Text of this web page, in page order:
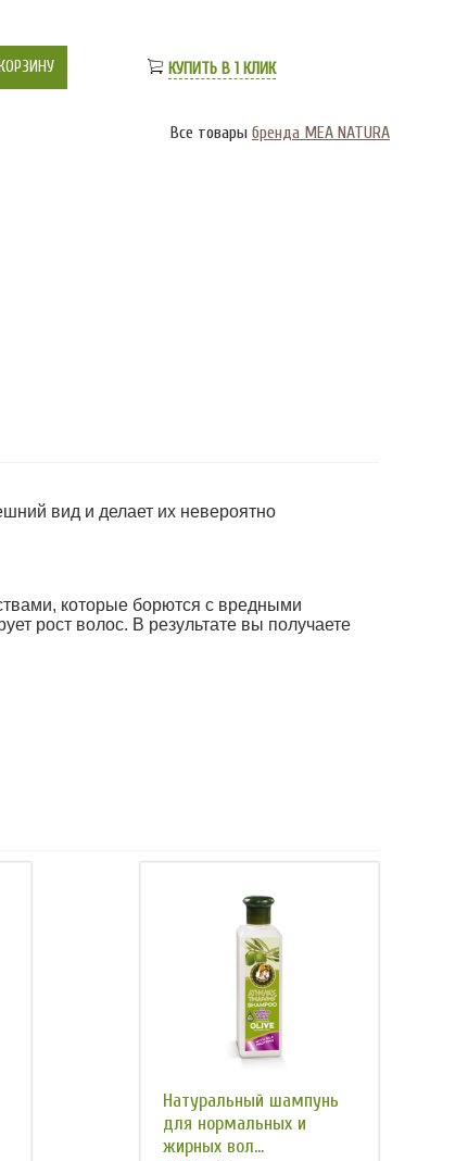
КУПИТЬ В 1 КЛИК
Все товары бренда MEA NATURA
вид и делает их невероятно
которые борются с вредными
рост волос. В результате вы получаете
Натуральный шампунь
для нормальных и
жирных вол...